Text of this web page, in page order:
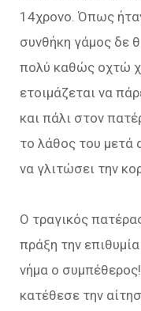
14χρονο. Όπως
συνθήκη γάμος δε
πολύ καθώς οχτώ
ετοιμάζεται να
και πάλι στον
το λάθος του μετά
να γλιτώσει την
Ο τραγικός
πράξη την
νήμα ο
κατέθεσε την